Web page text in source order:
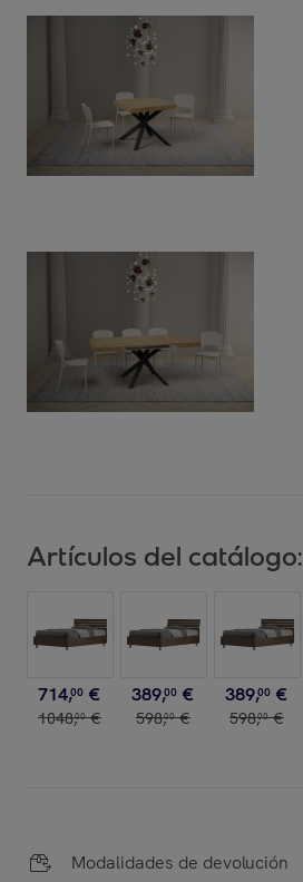
Artículos del catálogo:
714,00 €
1048,00 €
389,00 €
598,00 €
389,00 €
598,00 €
Modalidades de devolución